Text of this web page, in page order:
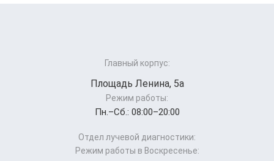
Главный корпус:
Площадь Ленина, 5а
Режим работы:
Пн.–Cб.: 08:00–20:00
Отдел лучевой диагностики:
Режим работы в Воскресенье: